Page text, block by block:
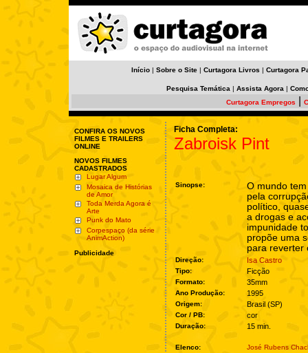
Início | Sobre o Site | Curtagora Livros | Curtagora
Pesquisa Temática | Assista Agora |
Curtagora Empregos
CONFIRA OS NOVOS
FILMES E TRAILERS
ONLINE
NOVOS FILMES
CADASTRADOS
Lugar Algum
Mosaica de Histórias
de Amor
Toda Merda Agora é
Arte
Punk do Mato
Corpespaço (da série
AnimAction)
Publicidade
Ficha Completa:
Zabroisk Pint
Sinopse:
O mundo
pela
político,
a drogas e
impunidade
propõe uma
para reverter
Direção: Isa Castro
Tipo: Ficção
Formato: 35mm
Ano Produção: 1995
Origem: Brasil (SP)
Cor / PB: cor
Duração: 15 min.
Elenco:
José Rubens